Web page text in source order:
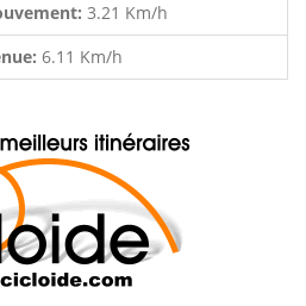
3.21 Km/h
6.11 Km/h